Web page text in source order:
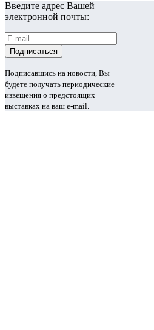
Введите адрес Вашей
электронной почты:
Подписавшись на новости, Вы
будете получать периодические
извещения о предстоящих
выставках на ваш e-mail.